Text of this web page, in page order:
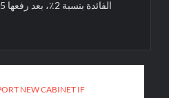
NEW CABINET IF